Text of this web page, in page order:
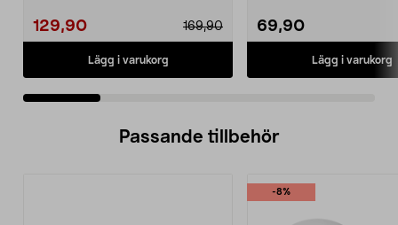
129,90 169,90
Lägg i varukorg
69,90
Lägg i varukorg
Passande tillbehör
-8%